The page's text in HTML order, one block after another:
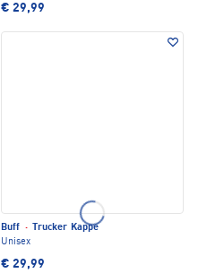
€ 29,99
Buff ·
Trucker Kappe
Unisex
€ 29,99